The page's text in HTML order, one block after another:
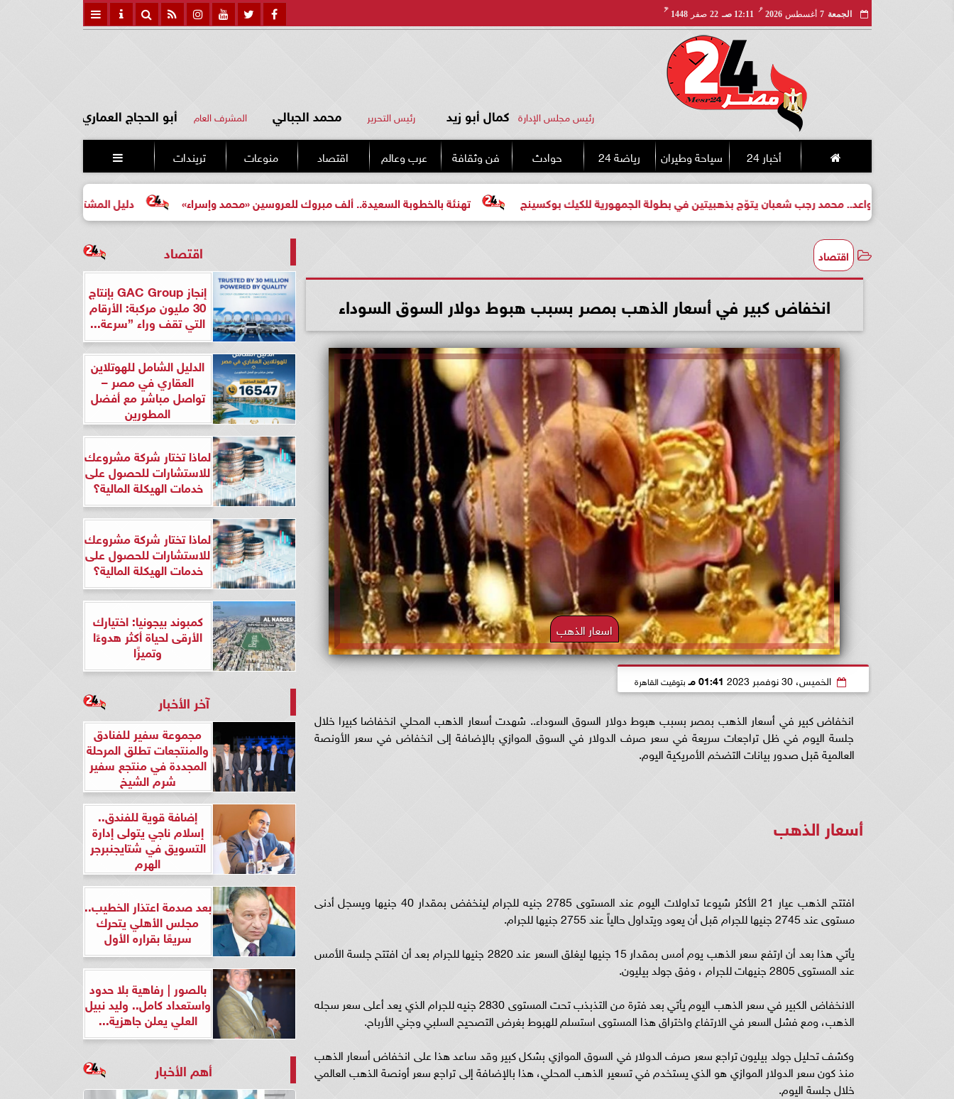
الجمعة 7 أغسطس 2026
مـ
12:11 صـ 22 صفر 1448
هـ
رئيس مجلس الإدارة كمال أبو زيد رئيس التحرير محمد الجبالي المشرف العام أبو الحجاج العماري
أخبار 24 سياحة وطيران رياضة 24 حوادث فن وثقافة عرب وعالم اقتصاد منوعات تريندات 
دليل المشتري لأول مرة لاختيار مشروع تهنئة بالخطوبة السعيدة.. ألف مبروك للعروسين «محمد وإسراء» واعد.. محمد رجب شعبان يتوّج بذهبيتين في بطولة الجمهورية للكيك بوكسينج
اقتصاد
انخفاض كبير في أسعار الذهب بمصر بسبب هبوط دولار السوق السوداء
اسعار الذهب
الخميس، 30 نوفمبر 2023 01:41 مـ بتوقيت القاهرة
انخفاض كبير في أسعار الذهب بمصر بسبب هبوط دولار السوق السوداء.. شهدت أسعار الذهب المحلي انخفاضا كبيرا خلال
جلسة اليوم في ظل تراجعات سريعة في سعر صرف الدولار في السوق الموازي بالإضافة إلى انخفاض في سعر الأونصة
العالمية قبل صدور بيانات التضخم الأمريكية اليوم.
أسعار الذهب
افتتح الذهب عيار 21 الأكثر شيوعا تداولات اليوم عند المستوى 2785 جنيه للجرام لينخفض بمقدار 40 جنيها ويسجل أدنى
مستوى عند 2745 جنيها للجرام قبل أن يعود ويتداول حالياً عند 2755 جنيها للجرام.
يأتي هذا بعد أن ارتفع سعر الذهب يوم أمس بمقدار 15 جنيها ليغلق السعر عند 2820 جنيها للجرام بعد أن افتتح جلسة الأمس
عند المستوى 2805 جنيهات للجرام ، وفق جولد بيليون.
الانخفاض الكبير في سعر الذهب اليوم يأتي بعد فترة من التذبذب تحت المستوى 2830 جنيه للجرام الذي يعد أعلى سعر سجله
الذهب، ومع فشل السعر في الارتفاع واختراق هذا المستوى استسلم للهبوط بغرض التصحيح السلبي وجني الأرباح.
وكشف تحليل جولد بيليون تراجع سعر صرف الدولار في السوق الموازي بشكل كبير وقد ساعد هذا على انخفاض أسعار الذهب
منذ كون سعر الدولار الموازي هو الذي يستخدم في تسعير الذهب المحلي، هذا بالإضافة إلى تراجع سعر أونصة الذهب العالمي
خلال جلسة اليوم.
اقتصاد
إنجاز GAC Group بإنتاج
30 مليون مركبة: الأرقام
التي تقف وراء ”سرعة...
الدليل الشامل للهوتلاين
العقاري في مصر –
تواصل مباشر مع أفضل
المطورين
لماذا تختار شركة مشروعك
للاستشارات للحصول على
خدمات الهيكلة المالية؟
لماذا تختار شركة مشروعك
للاستشارات للحصول على
خدمات الهيكلة المالية؟
كمبوند بيجونيا: اختيارك
الأرقى لحياة أكثر هدوءًا
وتميزًا
آخر الأخبار
مجموعة سفير للفنادق
والمنتجعات تطلق المرحلة
المجددة في منتجع سفير
شرم الشيخ
إضافة قوية للفندق..
إسلام ناجي يتولى إدارة
التسويق في شتايجنبرجر
الهرم
بعد صدمة اعتذار الخطيب..
مجلس الأهلي يتحرك
سريعًا بقراره الأول
بالصور | رفاهية بلا حدود
واستعداد كامل.. وليد نبيل
العلي يعلن جاهزية...
أهم الأخبار